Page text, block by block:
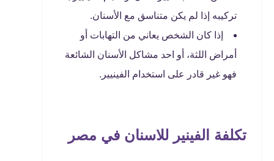
تركيبه إذا لم يكن متناسق مع الأسنان.
إذا كان الشخص يعاني من التهابات أو
أمراض اللثة، أو احد مشاكل الأسنان الشائعة
فهو غير قادر على استخدام الفينيير.
تكلفة الفينير للاسنان في مصر